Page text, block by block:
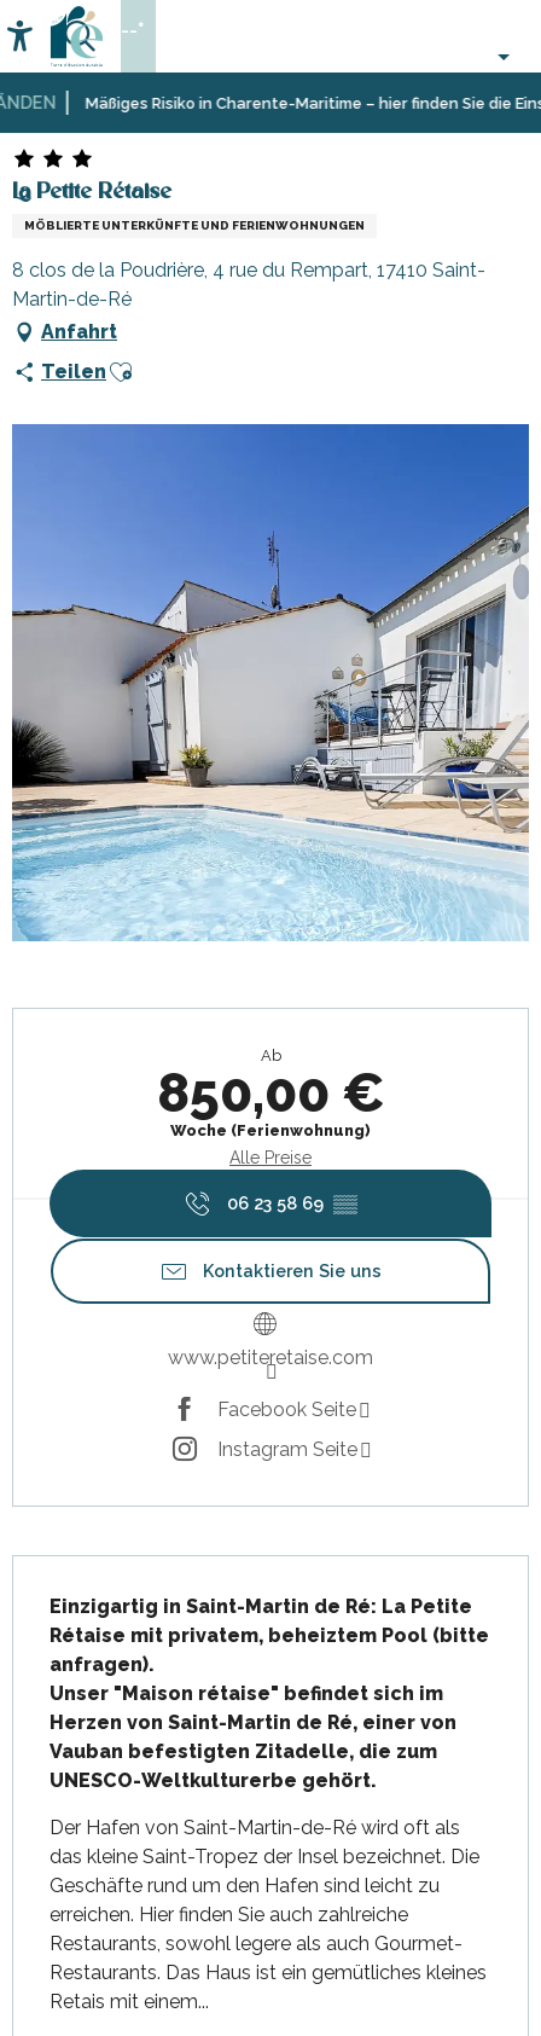
au
contenu
principalMäßiges Risiko in Charente-Maritime – hier finden Sie die
Accessibilité
Suche
--°
Startseite AufenthaltUnterkünfteFerienunterkünfte
La Petite Rétaise
La Petite Rétaise
MÖBLIERTE UNTERKÜNFTE UND FERIENWOHNUNGEN
8 clos de la Poudrière, 4 rue du Rempart, 17410 Saint-
Martin-de-Ré
Anfahrt
Teilen Ajouter aux favoris
Ab
850,00 €
Woche (Ferienwohnung)
Alle Preise
06 23 58 69 ▒▒
Kontaktieren Sie uns
www.petiteretaise.com
Facebook Seite
Instagram Seite
Einzigartig in Saint-Martin de Ré: La Petite
Rétaise mit privatem, beheiztem Pool (bitte
anfragen).
Unser "Maison rétaise" befindet sich im
Herzen von Saint-Martin de Ré, einer von
Vauban befestigten Zitadelle, die zum
UNESCO-Weltkulturerbe gehört.
Der Hafen von Saint-Martin-de-Ré wird oft als
das kleine Saint-Tropez der Insel bezeichnet. Die
Geschäfte rund um den Hafen sind leicht zu
erreichen. Hier finden Sie auch zahlreiche
Restaurants, sowohl legere als auch Gourmet-
Restaurants. Das Haus ist ein gemütliches kleines
Retais mit einem...